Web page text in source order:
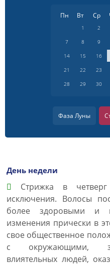
Пн Вт Ср
1 2
7
8 9
14
15 16
21
22 23
28
29 30
Фаза Луны
День недели
Cтрижка в
исключения. Волосы
более здоровыми и
изменения прически в
свое общественное
с окружающими,
влиятельных людей,